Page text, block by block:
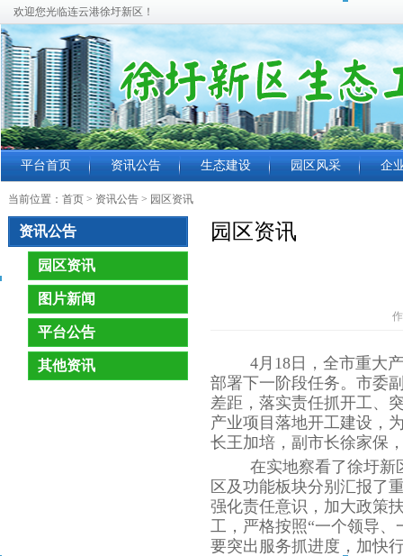
欢迎您光临连云港徐圩新区！
平台首页 资讯公告 生态建设 园区风采 企
当前位置： 首页 > 资讯公告 > 园区资讯
资讯公告
园区资讯
图片新闻
平台公告
其他资讯
园区资讯
4月18日，全市重大
部署下一阶段任务。市委
差距，落实责任抓开工、
产业项目落地开工建设，
长王加培，副市长徐家保
在实地察看了徐圩新
区及功能板块分别汇报了
强化责任意识，加大政策
工，严格按照“一个领导
要突出服务抓进度，加快